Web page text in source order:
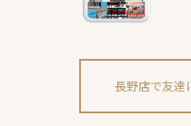
長野店で友達